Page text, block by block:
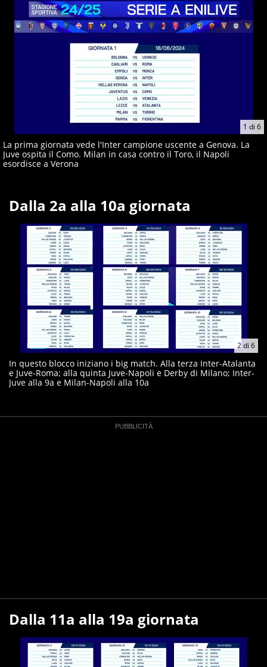
giornalisti ed esperti di sport abili sia nel gioco di
rimessa quando intercettano le notizie e le rilanciano
verso la rete, sia nella costruzione dal basso quando
1 di 6
La prima giornata vede l'Inter campione uscente a Genova. La
Juve ospita il Como. Milan in casa contro il Toro, il Napoli
esordisce a Verona
Dalla 2a alla 10a giornata
2di 6
In questo blocco iniziano i big match. Alla terza Inter-Atalanta
e Juve-Roma; alla quinta Juve-Napoli e Derby di Milano; Inter-
Juve alla 9a e Milan-Napoli alla 10a
Dalla 11a alla 19a giornata